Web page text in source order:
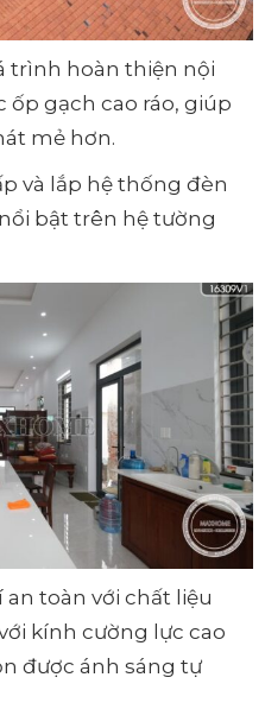
trình hoàn thiện nội
gạch cao ráo, giúp
mẻ hơn.
và lắp hệ thống đèn
bật trên hệ tường
an toàn với chất liệu
kính cường lực cao
được ánh sáng tự